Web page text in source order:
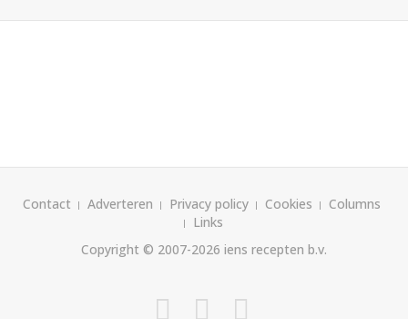
Contact Adverteren Privacy policy Cookies
Columns
Links
Copyright © 2007-2026 iens recepten b.v.